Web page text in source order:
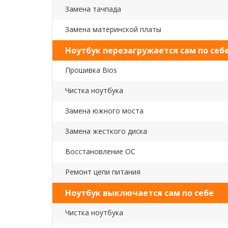
Замена тачпада
Замена материнской платы
Ноутбук перезагружается сам по
Прошивка Bios
Чистка ноутбука
Замена южного моста
Замена жесткого диска
Восстановление ОС
Ремонт цепи питания
Ноутбук выключается сам по себе
Чистка ноутбука